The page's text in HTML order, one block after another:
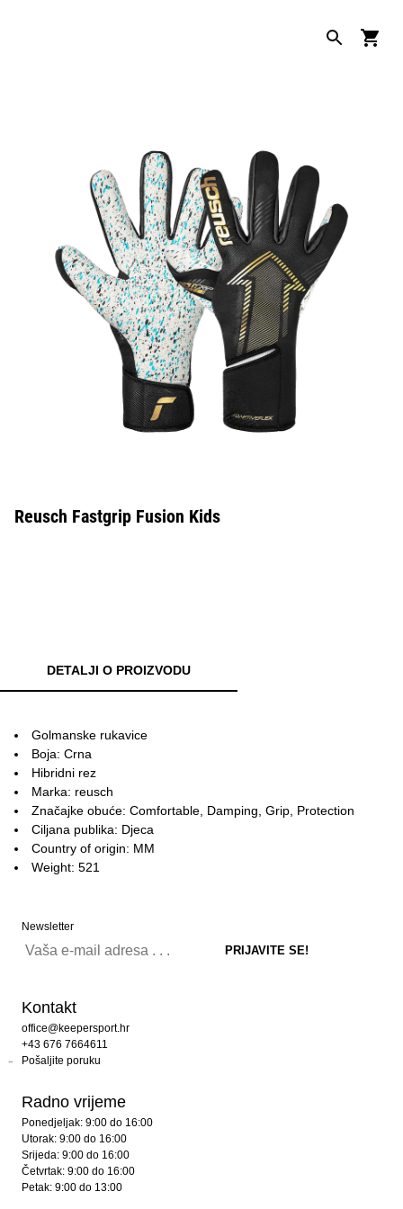
Reusch Fastgrip Fusion Kids
DETALJI O PROIZVODU
Golmanske rukavice
Boja: Crna
Hibridni rez
Marka: reusch
Značajke obuće: Comfortable, Damping, Grip, Protection
Ciljana publika: Djeca
Country of origin: MM
Weight: 521
Newsletter
Kontakt
office@keepersport.hr
+43 676 7664611
Pošaljite poruku
Radno vrijeme
Ponedjeljak: 9:00 do 16:00
Utorak: 9:00 do 16:00
Srijeda: 9:00 do 16:00
Četvrtak: 9:00 do 16:00
Petak: 9:00 do 13:00